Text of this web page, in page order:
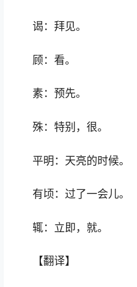
谒：拜见。
顾：看。
素：预先。
殊：特别，很。
平明：天亮的时候。
有顷：过了一会儿。
辄：立即，就。
【翻译】